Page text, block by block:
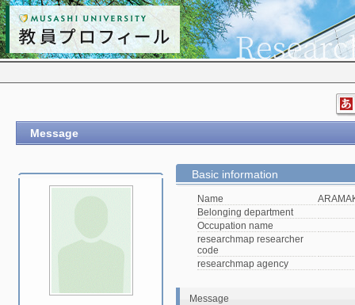
Message
Basic information
Name
Belonging department
Occupation name
researchmap researcher
code
researchmap agency
Message